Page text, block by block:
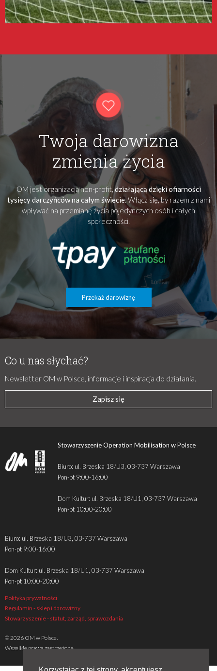
Twoja darowizna
zmienia życia
OM jest organizacją non-profit,działającą dzięki ofiarności
tysięcy darczyńców na całym świecie. Włącz się, by razem z nami
wpływać na przemianę życia pojedynczych osób i całych
społeczności.
Przekaż darowiznę
Co u nas słychać?
Newsletter OM w Polsce, informacje i inspiracja do działania.
Zapisz się
Stowarzyszenie Operation Mobilisation w Polsce
Biuro: ul. Brzeska 18/U3, 03-737 Warszawa
Pon-pt 9:00-16:00
Dom Kultur: ul. Brzeska 18/U1, 03-737 Warszawa
Pon-pt 10:00-20:00
Biuro: ul. Brzeska 18/U3, 03-737 Warszawa
Pon-pt 9:00-16:00
Dom Kultur: ul. Brzeska 18/U1, 03-737 Warszawa
Pon-pt 10:00-20:00
Polityka prywatności
Regulamin - sklep i darowizny
Stowarzyszenie - statut, zarząd, sprawozdania
© 2026 OM w Polsce.
Wszelkie prawa zastrzeżone